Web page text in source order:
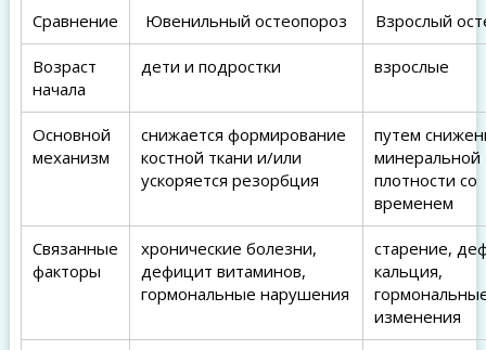
Сравнение Ювенильный остеопороз Взрослый
Возраст
начала
дети и подростки взрослые
Основной
механизм
снижается формирование
костной ткани и/или
ускоряется резорбция
путем
минеральной
плотности со
временем
Связанные
факторы
хронические болезни,
дефицит витаминов,
гормональные нарушения
старение,
кальция,
изменения